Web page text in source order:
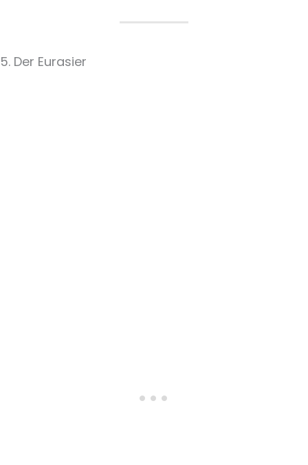
5. Der Eurasier